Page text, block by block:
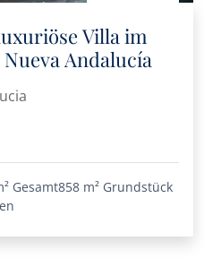
Villa im
Andalucía
Gesamt858 m² Grundstück